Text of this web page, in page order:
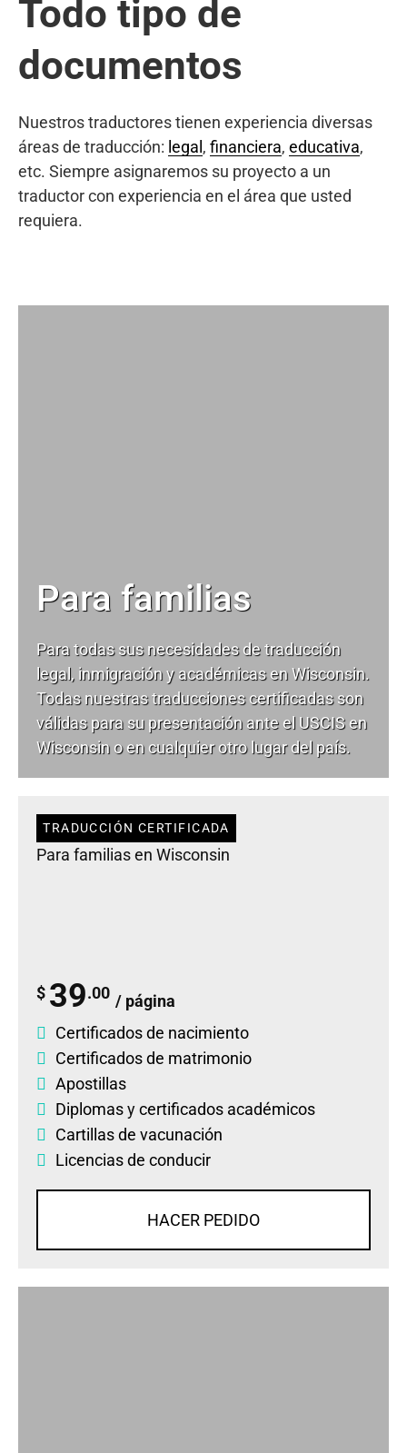
Todo tipo de
documentos
Nuestros traductores tienen experiencia diversas
áreas de traducción: legal , financiera, educativa,
etc. Siempre asignaremos su proyecto a un
traductor con experiencia en el área que usted
requiera.
Para familias
Para todas sus necesidades detraducción
legal, inmigración y académicas en Wisconsin.
Todas nuestras traducciones certificadas son
válidas para su presentación ante el USCIS en
Wisconsin o en cualquier otro lugar del país.
TRADUCCIÓN CERTIFICADA
Para familias en Wisconsin
$ 39.00 / página
Certificados de nacimiento
Certificados de matrimonio
Apostillas
Diplomasycertificados académicos
Cartillas de vacunación
Licencias de conducir
HACER PEDIDO